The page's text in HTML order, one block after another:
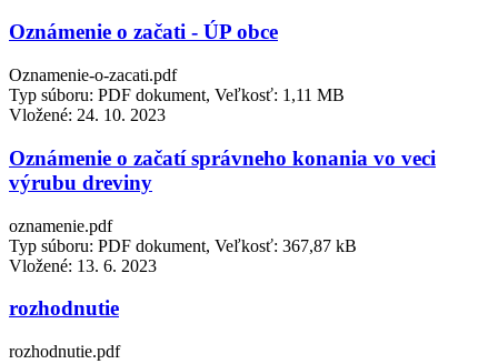
Oznámenie o začati - ÚP obce
Oznamenie-o-zacati.pdf
Typ súboru: PDF dokument, Veľkosť: 1,11 MB
Vložené: 24. 10. 2023
Oznámenie o začatí správneho konania vo veci
výrubu dreviny
oznamenie.pdf
Typ súboru: PDF dokument, Veľkosť: 367,87 kB
Vložené: 13. 6. 2023
rozhodnutie
rozhodnutie.pdf